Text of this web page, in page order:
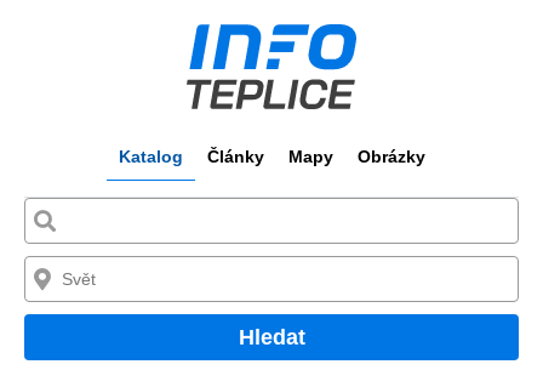
Katalog Články Mapy Obrázky
Hledat